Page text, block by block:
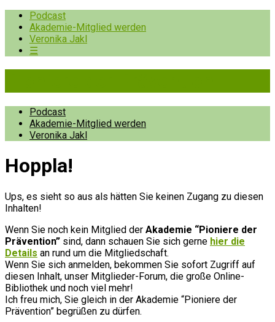
Podcast
Akademie-Mitglied werden
Veronika Jakl
☰
Podcast
Akademie-Mitglied werden
Veronika Jakl
Hopp­la!
Ups, es sieht so aus als hätten Sie keinen Zugang zu diesen
Inhalten!
Wenn Sie noch kein Mitglied der Akademie “Pioniere der
Prävention” sind, dann schauen Sie sich gerne hier die
Details an rund um die Mitgliedschaft.
Wenn Sie sich anmelden, bekommen Sie sofort Zugriff auf
diesen Inhalt, unser Mitglieder-Forum, die große Online-
Bibliothek und noch viel mehr!
Ich freu mich, Sie gleich in der Akademie “Pioniere der
Prävention” begrüßen zu dürfen.